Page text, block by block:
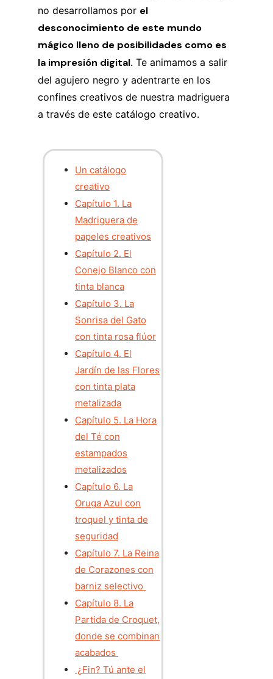
no desarrollamos por el
desconocimiento de este mundo
mágico lleno de posibilidades como es
la impresión digital. Te animamos a salir
del agujero negro y adentrarte en los
confines creativos de nuestra madriguera
a través de este catálogo creativo.
Un catálogo
creativo
Capítulo 1. La
Madriguera de
papeles creativos
Capítulo 2. El
Conejo Blanco con
tinta blanca
Capítulo 3. La
Sonrisa del Gato
con tinta rosa flúor
Capítulo 4. El
Jardín de las Flores
con tinta plata
metalizada
Capítulo 5. La Hora
del Té con
estampados
metalizados
Capítulo 6. La
Oruga Azul con
troquel y tinta de
seguridad
Capítulo 7. La Reina
de Corazones con
barniz selectivo
Capítulo 8. La
Partida de Croquet,
donde se combinan
acabados
¿Fin? Tú ante el